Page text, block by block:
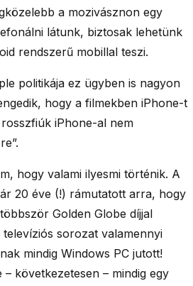
a mozivásznon egy
látunk, biztosak lehetünk
rendszerű mobillal teszi.
politikája ez ügyben is nagyon
hogy a filmekben iPhone-t
iPhone-al nem
hogy valami ilyesmi történik. A
20 éve (!) rámutatott arra, hogy
Golden Globe díjjal
televíziós sorozat valamennyi
mindig Windows PC jutott!
következetesen – mindig egy